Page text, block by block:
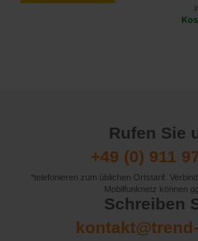
Rufen Sie
+49 (0) 911
*telefonieren zum üblichen Ortstarif.
Mobilfunknetz können
Schreiben